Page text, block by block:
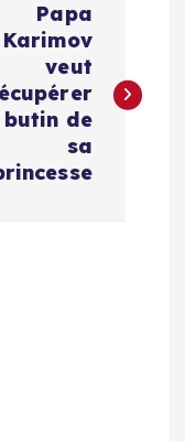
Papa
Karimov
veut
butin de
sa